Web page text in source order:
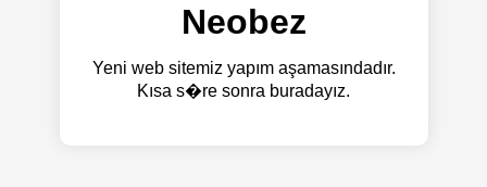
Neobez
Yeni web sitemiz yapım aşamasındadır.
Kısa s�re sonra buradayız.